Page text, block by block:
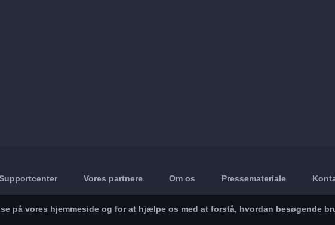
Vores partnere Om os Pressemateriale
på vores hjemmeside og for at hjælpe os med at forstå, hvordan besøgende